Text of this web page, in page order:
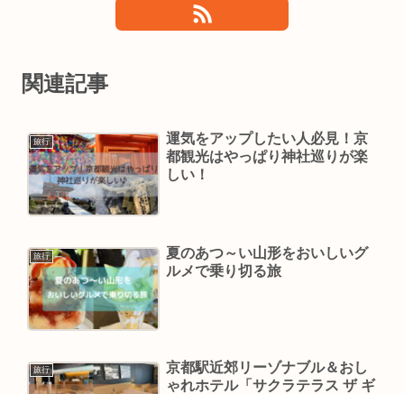
関連記事
旅行
運気をアップしたい人必見！京
都観光はやっぱり神社巡りが楽
しい！
旅行
夏のあつ～い山形をおいしいグ
ルメで乗り切る旅
旅行
京都駅近郊リーゾナブル＆おし
ゃれホテル「サクラテラス ザ ギ